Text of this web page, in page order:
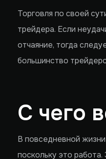
Торговля по своей
трейдера. Если
отчаяние, тогда
большинство
С чего
В повседневной
поскольку это